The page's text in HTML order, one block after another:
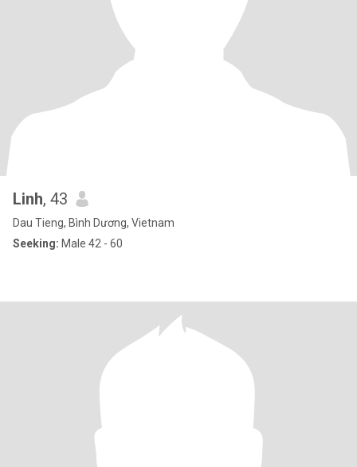
Linh, 43
Dau Tieng, Bình Dương, Vietnam
Seeking: Male 42 - 60